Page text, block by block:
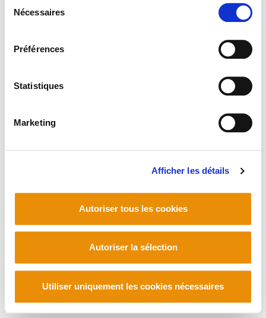
Nécessaires
Préférences
Statistiques
Marketing
Afficher les détails
Autoriser tous les cookies
Autoriser la sélection
Utiliser uniquement les cookies nécessaires
Telf. +33 (0) 559 25 65 52